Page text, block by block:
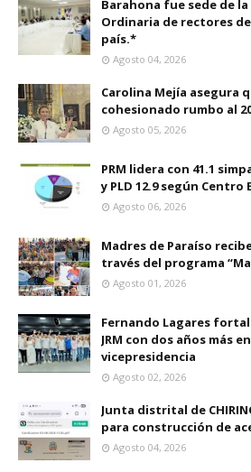
Barahona fue sede de
Ordinaria de rectores
país.*
Agosto 04, 2026
Carolina Mejía asegura
cohesionado rumbo al
Agosto 05, 2026
PRM lidera con 41.1
y PLD 12.9 según Centro
Agosto 06, 2026
Madres de Paraíso
través del programa
Agosto 01, 2026
Fernando Lagares
JRM con dos años más
vicepresidencia
Agosto 02, 2026
Junta distrital de
para construcción de
Agosto 04, 2026